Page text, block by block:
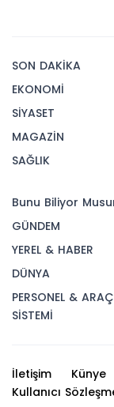
SON DAKİKA
EKONOMİ
SİYASET
MAGAZİN
SAĞLIK
Bunu Biliyor
GÜNDEM
YEREL & HABER
DÜNYA
PERSONEL &
SİSTEMİ
İletişim Künye
Kullanıcı